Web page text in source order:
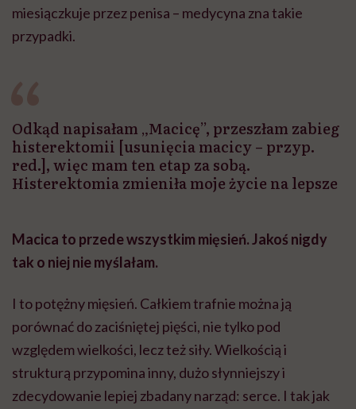
miesiączkuje przez penisa – medycyna zna takie
przypadki.
Odkąd napisałam „Macicę”, przeszłam zabieg
histerektomii [usunięcia macicy – przyp.
red.], więc mam ten etap za sobą.
Histerektomia zmieniła moje życie na lepsze
Macica to przede wszystkim mięsień. Jakoś nigdy
tak o niej nie myślałam.
I to potężny mięsień. Całkiem trafnie można ją
porównać do zaciśniętej pięści, nie tylko pod
względem wielkości, lecz też siły. Wielkością i
strukturą przypomina inny, dużo słynniejszy i
zdecydowanie lepiej zbadany narząd: serce. I tak jak